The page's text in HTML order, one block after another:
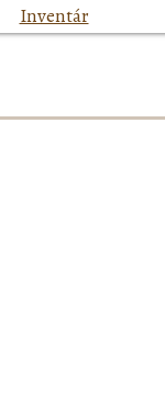
Inventár